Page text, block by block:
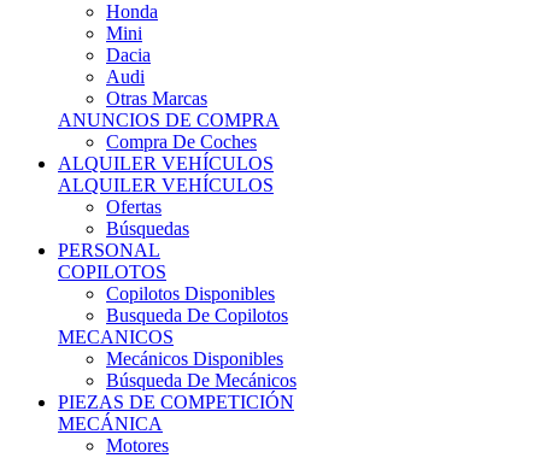
Honda
Mini
Dacia
Audi
Otras Marcas
ANUNCIOS DE COMPRA
Compra De Coches
ALQUILER VEHÍCULOS
ALQUILER VEHÍCULOS
Ofertas
Búsquedas
PERSONAL
COPILOTOS
Copilotos Disponibles
Busqueda De Copilotos
MECANICOS
Mecánicos Disponibles
Búsqueda De Mecánicos
PIEZAS DE COMPETICIÓN
MECÁNICA
Motores